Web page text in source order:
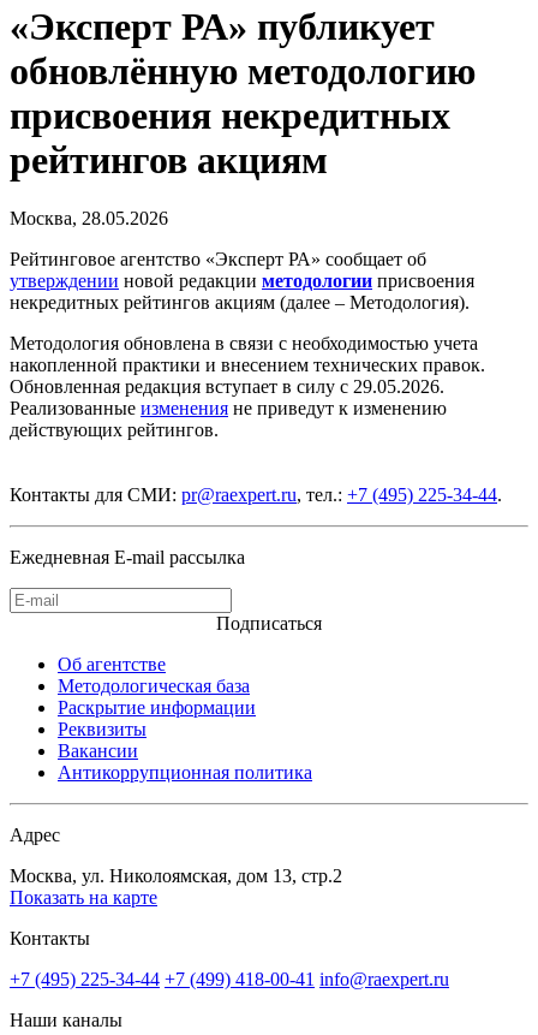
«Эксперт РА» публикует
обновлённую методологию
присвоения некредитных
рейтингов акциям
Москва, 28.05.2026
Рейтинговое агентство «Эксперт РА» сообщает об
утверждении новой редакции методологии присвоения
некредитных рейтингов акциям (далее – Методология).
Методология обновлена в связи с необходимостью учета
накопленной практики и внесением технических правок.
Обновленная редакция вступает в силу с 29.05.2026.
Реализованные изменения не приведут к изменению
действующих рейтингов.
Контакты для СМИ: pr@raexpert.ru, тел.: +7 (495) 225-34-44.
Ежедневная E-mail рассылка
Подписаться
Об агентстве
Методологическая база
Раскрытие информации
Реквизиты
Вакансии
Антикоррупционная политика
Адрес
Москва, ул. Николоямская, дом 13, стр.2
Показать на карте
Контакты
+7 (495) 225-34-44 +7 (499) 418-00-41 info@raexpert.ru
Наши каналы